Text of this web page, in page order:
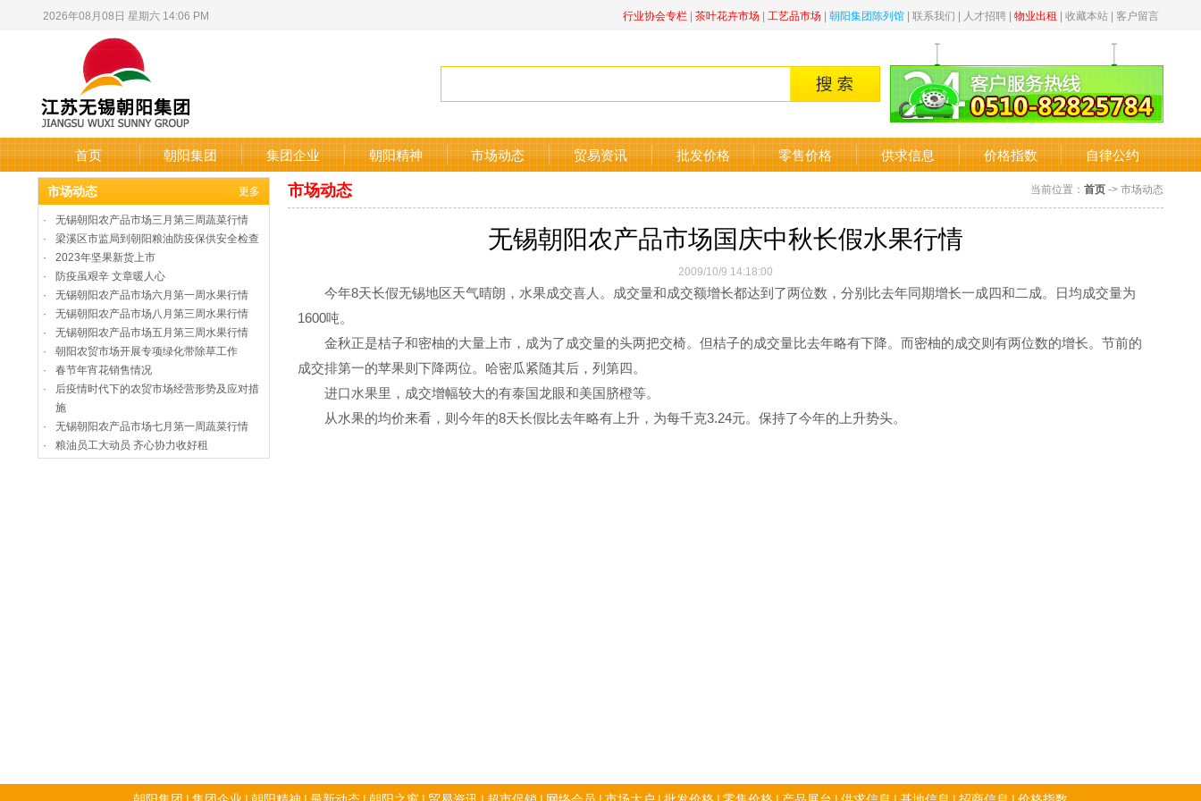
2026年08月08日 星期六 14:06 PM 行业协会专栏 | 茶叶花卉市场 | 工艺品市场 | 朝阳集团陈列馆 | 联系我们 | 人才招聘 | 物业出租 | 收藏本站 | 客户留言
首页 朝阳集团 集团企业 朝阳精神 市场动态 贸易资讯 批发价格 零售价格 供求信息 价格指数 自律公约
市场动态
更多
·
无锡朝阳农产品市场三月第三周蔬菜行情
·
梁溪区市监局到朝阳粮油防疫保供安全检查
·
2023年坚果新货上市
·
防疫虽艰辛 文章暖人心
·
无锡朝阳农产品市场六月第一周水果行情
·
无锡朝阳农产品市场八月第三周水果行情
·
无锡朝阳农产品市场五月第三周水果行情
·
朝阳农贸市场开展专项绿化带除草工作
·
春节年宵花销售情况
·
后疫情时代下的农贸市场经营形势及应对措
施
·
无锡朝阳农产品市场七月第一周蔬菜行情
·
粮油员工大动员 齐心协力收好租
市场动态 当前位置： 首页-> 市场动态
无锡朝阳农产品市场国庆中秋长假水果行情
2009/10/9 14:18:00
今年8天长假无锡地区天气晴朗，水果成交喜人。成交量和成交额增长都达到了两位数，分别比去年同期增长一成四和二成。日均成交量为
1600吨。
金秋正是桔子和密柚的大量上市，成为了成交量的头两把交椅。但桔子的成交量比去年略有下降。而密柚的成交则有两位数的增长。节前的
成交排第一的苹果则下降两位。哈密瓜紧随其后，列第四。
进口水果里，成交增幅较大的有泰国龙眼和美国脐橙等。
从水果的均价来看，则今年的8天长假比去年略有上升，为每千克3.24元。保持了今年的上升势头。